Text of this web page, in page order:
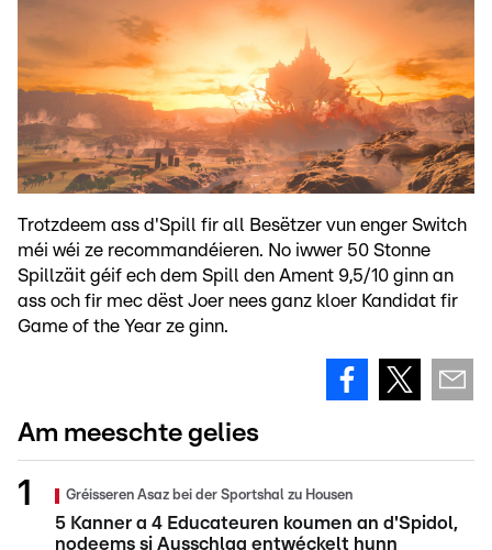
Trotzdeem ass d'Spill fir all Besëtzer vun enger Switch
méi wéi ze recommandéieren. No iwwer 50 Stonne
Spillzäit géif ech dem Spill den Ament 9,5/10 ginn an
ass och fir mec dëst Joer nees ganz kloer Kandidat fir
Game of the Year ze ginn.
Am meeschte gelies
Gréisseren Asaz bei der Sportshal zu Housen
5 Kanner a 4 Educateuren koumen an d'Spidol,
nodeems si Ausschlag entwéckelt hunn